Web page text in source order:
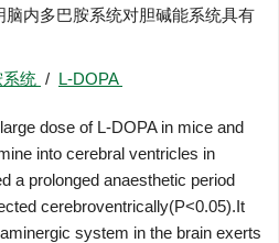
内多巴胺系统对胆碱能系统具有
系统 / L-DOPA
dose of L-DOPA in mice and
into cerebral ventricles in
a prolonged anaesthetic period
cerebroventrically(P<0.05).It
system in the brain exerts